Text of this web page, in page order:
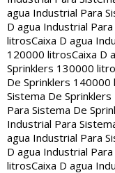
agua Industrial Para
D agua Industrial
litrosCaixa D agua
120000 litrosCaixa D
Sprinklers 130000
De Sprinklers 140000
Sistema De
Para Sistema De
Industrial Para
agua Industrial Para
D agua Industrial
litrosCaixa D agua